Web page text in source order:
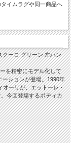
イムラグや同一商品へ
クーロ グリーン 左ハン
を精密にモデル化して
ーションが登場。1990年
オーリが、エットーレ・
今回登場するボディカ